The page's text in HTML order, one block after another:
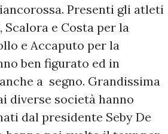
Presenti gli atleti
e Costa per la
e Accaputo per la
ben figurato ed in
a segno. Grandissima
diverse società hanno
dal presidente Seby De